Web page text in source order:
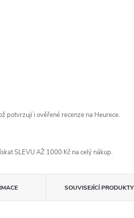
potvrzují i ověřené recenze na Heurece.
SLEVU AŽ 1000 Kč na celý nákup.
SOUVISEJÍCÍ PRODUKTY